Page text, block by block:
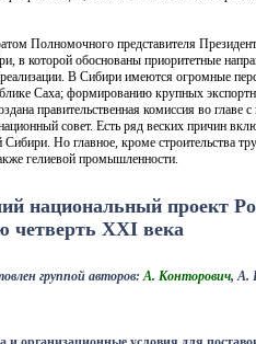
Полномочного представителя
в которой обоснованы приоритетные
В Сибири имеются огромные
Саха; формированию крупных
правительственная комиссия во
совет. Есть ряд веских причин
Сибири. Но главное, кроме строительства
гелиевой промышленности.
национальный проект
четверть XXI века
группой авторов: А. Конторович, А.